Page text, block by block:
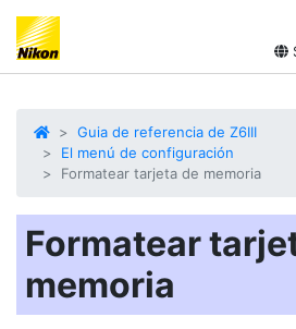
Guia de referencia de Z6III
El menú de configuración
Formatear tarjeta de memoria
Formatear
memoria